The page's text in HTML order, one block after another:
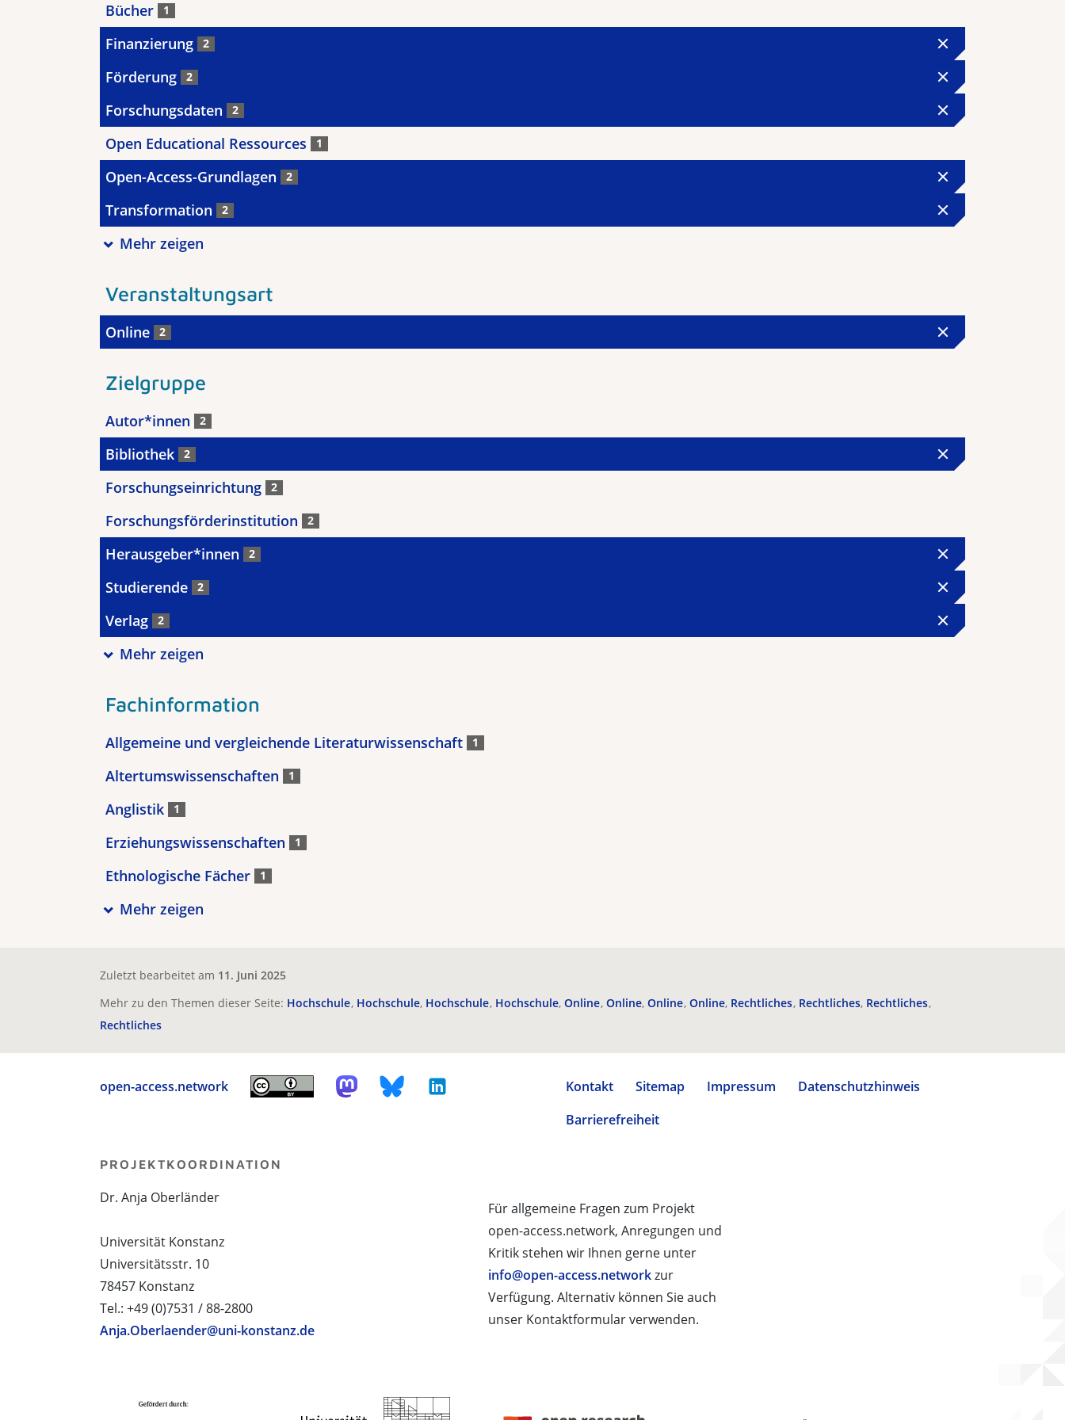
Bücher 1
Finanzierung 2
Förderung 2
Forschungsdaten 2
Open Educational Ressources 1
Open-Access-Grundlagen 2
Transformation 2
Mehr zeigen
Veranstaltungsart
Online 2
Zielgruppe
Autor*innen 2
Bibliothek 2
Forschungseinrichtung 2
Forschungsförderinstitution 2
Herausgeber*innen 2
Studierende 2
Verlag 2
Mehr zeigen
Fachinformation
Allgemeine und vergleichende Literaturwissenschaft 1
Altertumswissenschaften 1
Anglistik 1
Erziehungswissenschaften 1
Ethnologische Fächer 1
Mehr zeigen
Zuletzt bearbeitet am 11. Juni 2025
Mehr zu den Themen dieser Seite: Hochschule Hochschule Hochschule Hochschule Online Online Online Online Rechtliches Rechtliches Rechtliches
Rechtliches
open-access.network Kontakt Sitemap Impressum
Datenschutzhinweis
Barrierefreiheit
Für allgemeine Fragen zum Projekt
open-access.network, Anregungen und
Kritik stehen wir Ihnen gerne unter
info@open-access.networkzur
Verfügung. Alternativ können Sie auch
unser Kontaktformular verwenden.
PROJEKTKOORDINATION
Dr. Anja Oberländer
Universität Konstanz
Universitätsstr. 10
78457 Konstanz
Tel.: +49 (0)7531 / 88-2800
Anja.Oberlaender@uni-konstanz.de